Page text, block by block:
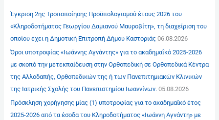
Έγκριση 2ης Τροποποίησης Προϋπολογισμού έτους 2026 του
«Κληροδοτήματος Γεωργίου Δαμιανού Μαυροβίτη», τη διαχείριση του
οποίου έχει η Δημοτική Επιτροπή Δήμου Καστοριάς 06.08.2026
Όροι υποτροφίας «Ιωάννης Αγνάντης» για το ακαδημαΐκό 2025-2026
με σκοπό την μετεκπαίδευση στην Ορθοπεδική σε Ορθοπεδικά Κέντρα
της Αλλοδαπής, Ορθοπεδικών της ή των Πανεπιτημιακών Κλινικών
της Ιατρικής Σχολής του Πανεπιστημίου Ιωαννίνων. 05.08.2026
Πρόσκληση χορήγησης μίας (1) υποτροφίας για το ακαδημαϊκό έτος
2025-2026 από τα έσοδα του Κληροδοτήματος «Ιωάννη Αγνάντη» με